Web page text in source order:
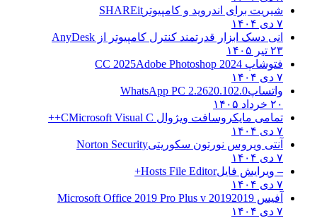
شیریت برای اندروید و کامپیوتر SHAREit
۷ دی ۱۴۰۴
انی دسک ابزار قدرتمند کنترل کامپیوتر از AnyDesk
۲۳ تیر ۱۴۰۵
فتوشاپ CC 2025 Adobe Photoshop 2024
۷ دی ۱۴۰۴
واتساپWhatsApp PC 2.2620.102.0
۲۰ خرداد ۱۴۰۵
تمامی مایکروسافت ویژوال C Microsoft Visual C++
۷ دی ۱۴۰۴
آنتی ویروس نورتون سکوریتیNorton Security
۷ دی ۱۴۰۴
– ویرایش فایلHosts File Editor+
۷ دی ۱۴۰۴
آفیس 2019 2019 Microsoft Office 2019 Pro Plus v
۷ دی ۱۴۰۴